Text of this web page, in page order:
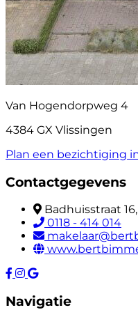
Van Hogendorpweg 4
4384 GX Vlissingen
Plan een bezichtiging
Contactgegevens
Badhuisstraat
0118 - 414 014
Navigatie